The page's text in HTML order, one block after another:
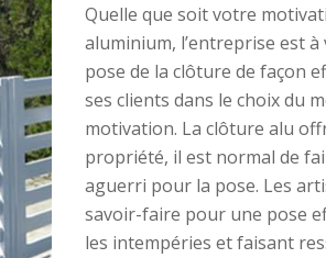
Quelle que soit votre
aluminium, l’entreprise est
pose de la clôture de façon
ses clients dans le choix du
motivation. La clôture alu
propriété, il est normal de
aguerri pour la pose. Les
savoir-faire pour une pose
les intempéries et faisant